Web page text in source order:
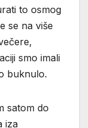
to osmog
se na više
smo imali
buknulo.
satom do
iza